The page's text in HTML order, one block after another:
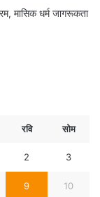
मासिक धर्म जागरूकता
रवि सोम
2 3
9 10